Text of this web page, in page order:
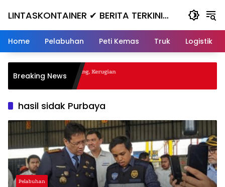
LINTASKONTAINER ✔ BERITA TERKINI
KONTAINER TERBARU HARI INI
Home Pelabuhan Peti Kemas Truk Logistik
Breaking News
Nanjak, Masuk ke Jurang, Kerugian
hasil sidak Purbaya
Pelabuhan